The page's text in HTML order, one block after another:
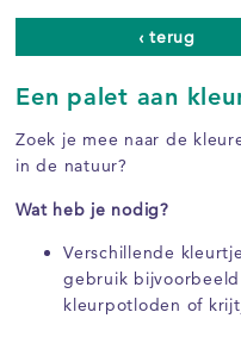
‹ terug
Een palet aan
Zoek je mee naar de
in de natuur?
Wat heb je nodig?
Verschillende
gebruik bijvoorbeeld
kleurpotloden of